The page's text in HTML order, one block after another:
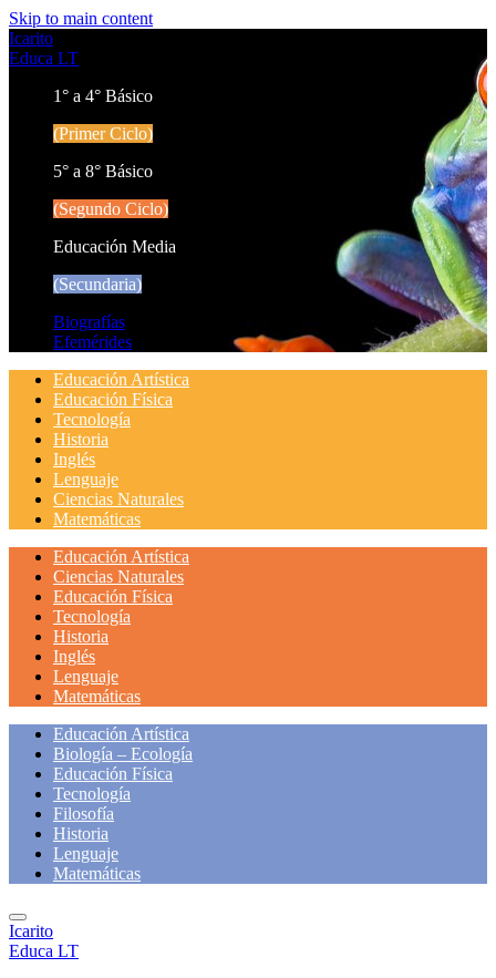
Skip to main content
Icarito
Educa LT
1° a 4° Básico
(Primer Ciclo)
5° a 8° Básico
(Segundo Ciclo)
Educación Media
(Secundaria)
Biografías
Efemérides
Educación Artística
Educación Física
Tecnología
Historia
Inglés
Lenguaje
Ciencias Naturales
Matemáticas
Educación Artística
Ciencias Naturales
Educación Física
Tecnología
Historia
Inglés
Lenguaje
Matemáticas
Educación Artística
Biología – Ecología
Educación Física
Tecnología
Filosofía
Historia
Lenguaje
Matemáticas
Icarito
Educa LT